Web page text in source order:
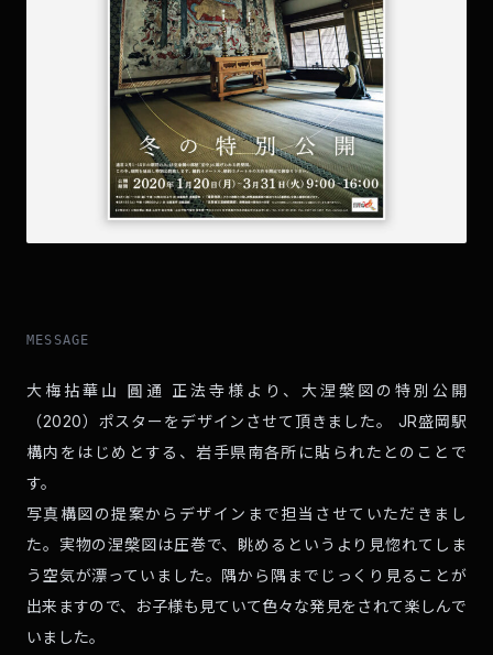
MESSAGE
大梅拈華山 圓通 正法寺様より、大涅槃図の特別公開
（2020）ポスターをデザインさせて頂きました。 JR盛岡駅
構内をはじめとする、岩手県南各所に貼られたとのことで
す。
写真構図の提案からデザインまで担当させていただきまし
た。実物の涅槃図は圧巻で、眺めるというより見惚れてしま
う空気が漂っていました。隅から隅までじっくり見ることが
出来ますので、お子様も見ていて色々な発見をされて楽しんで
いました。